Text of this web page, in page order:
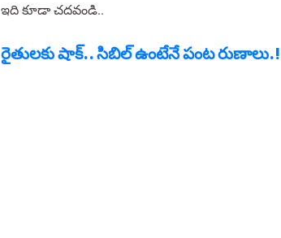
ఇది కూడా చదవండి..
రైతులకు షాక్.. సిబిల్ ఉంటేనే పంట రుణాలు.!